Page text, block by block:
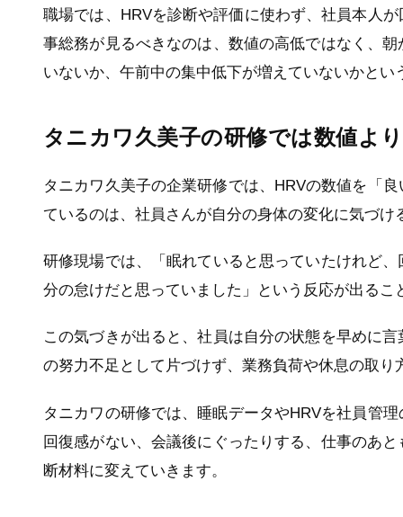
職場では、HRVを診断や評価に使わず、社員本人
事総務が見るべきなのは、数値の高低ではなく、
いないか、午前中の集中低下が増えていないかとい
タニカワ久美子の研修では数値よ
タニカワ久美子の企業研修では、HRVの数値を「
ているのは、社員さんが自分の身体の変化に気づけ
研修現場では、「眠れていると思っていたけれど
分の怠けだと思っていました」という反応が出るこ
この気づきが出ると、社員は自分の状態を早めに
の努力不足として片づけず、業務負荷や休息の取
タニカワの研修では、睡眠データやHRVを社員管
回復感がない、会議後にぐったりする、仕事のあ
断材料に変えていきます。